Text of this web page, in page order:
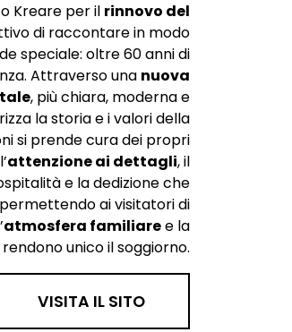
Kreare per il rinnovo del
di raccontare in modo
speciale: oltre 60 anni di
Attraverso una nuova
, più chiara, moderna e
la storia e i valori della
si prende cura dei propri
attenzione ai dettagli, il
e la dedizione che
ai visitatori di
atmosfera familiaree la
unico il soggiorno.
VISITA IL SITO